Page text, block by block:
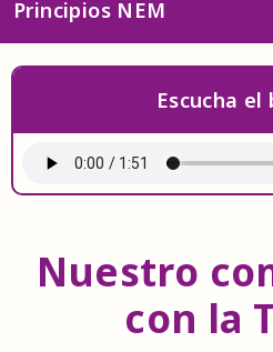
Principios NEM
Participación
de la sociedad
Escucha
Nuestro
con la